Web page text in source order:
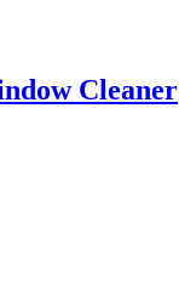
Cleaner